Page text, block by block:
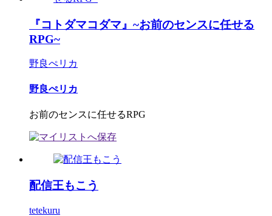
『コトダマコダマ』~お前のセンスに任せる
RPG~
野良ぺリカ
野良ぺリカ
お前のセンスに任せるRPG
配信王もこう
tetekuru